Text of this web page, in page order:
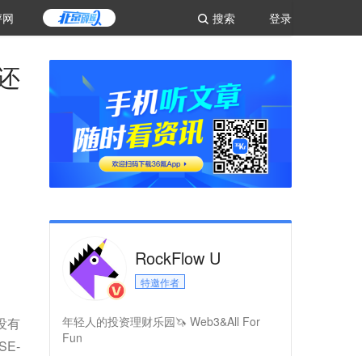
登录
搜索
有
RockFlow U
特邀作者
年轻人的投资理财乐园🦄️ Web3&All For
Fun